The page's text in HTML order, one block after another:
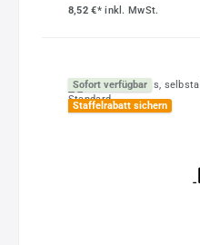
8,52 €*inkl. MwSt.
Sofort verfügbar
Staffelrabatt sichern